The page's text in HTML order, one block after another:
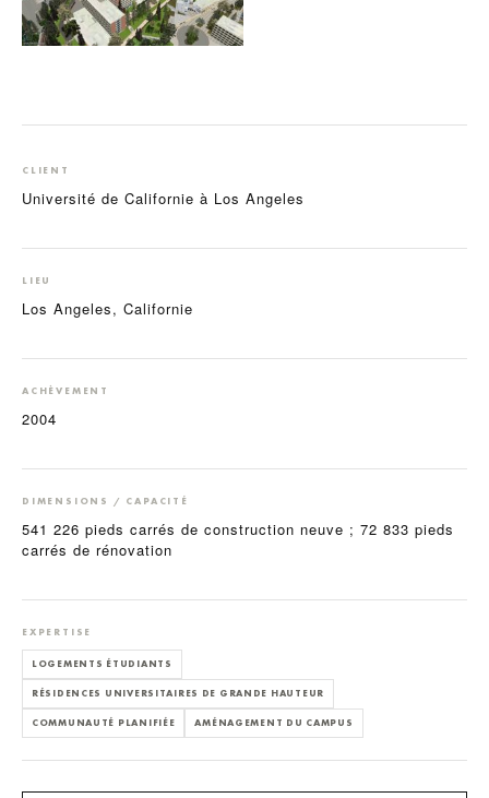
CLIENT
Université de Californie à Los Angeles
LIEU
Los Angeles, Californie
ACHÈVEMENT
2004
DIMENSIONS / CAPACITÉ
541 226 pieds carrés de construction neuve ; 72 833 pieds
carrés de rénovation
EXPERTISE
LOGEMENTS ÉTUDIANTS
RÉSIDENCES UNIVERSITAIRES DE GRANDE HAUTEUR
COMMUNAUTÉ PLANIFIÉE AMÉNAGEMENT DU CAMPUS